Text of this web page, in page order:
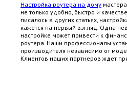
Настройка роутера на дому
не только удобно, быстро и
писалось в других статьях,
кажется на первый взгляд. Одна
настройке может привести к
роутера. Наши профессионалы
производителя независимо от
Клиентов наших партнеров ждет